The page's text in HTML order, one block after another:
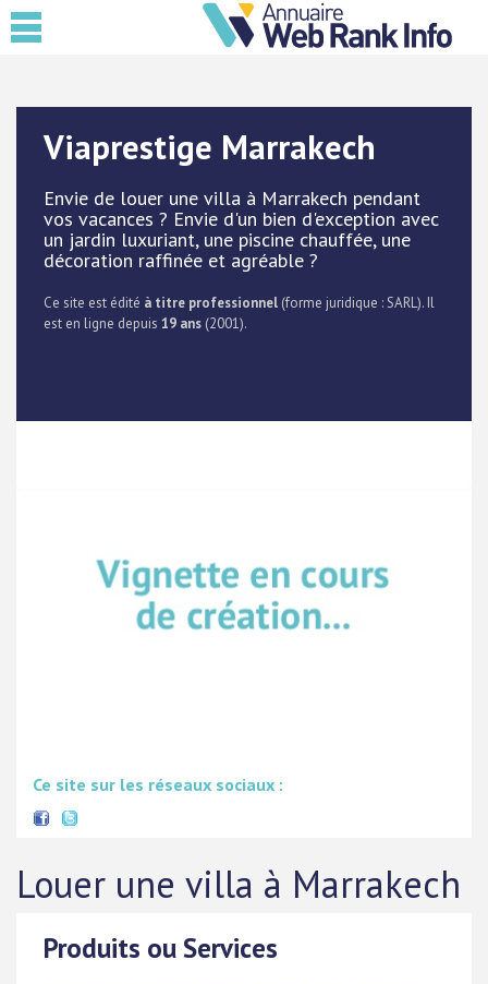
Viaprestige Marrakech
Envie de louer une villa à Marrakech pendant
vos vacances ? Envie d'un bien d'exception avec
un jardin luxuriant, une piscine chauffée, une
décoration raffinée et agréable ?
Ce site est édité à titre professionnel (forme juridique : SARL). Il
est en ligne depuis 19 ans (2001).
Ce site sur les réseaux sociaux :
Louer une villa à Marrakech
Produits ou Services